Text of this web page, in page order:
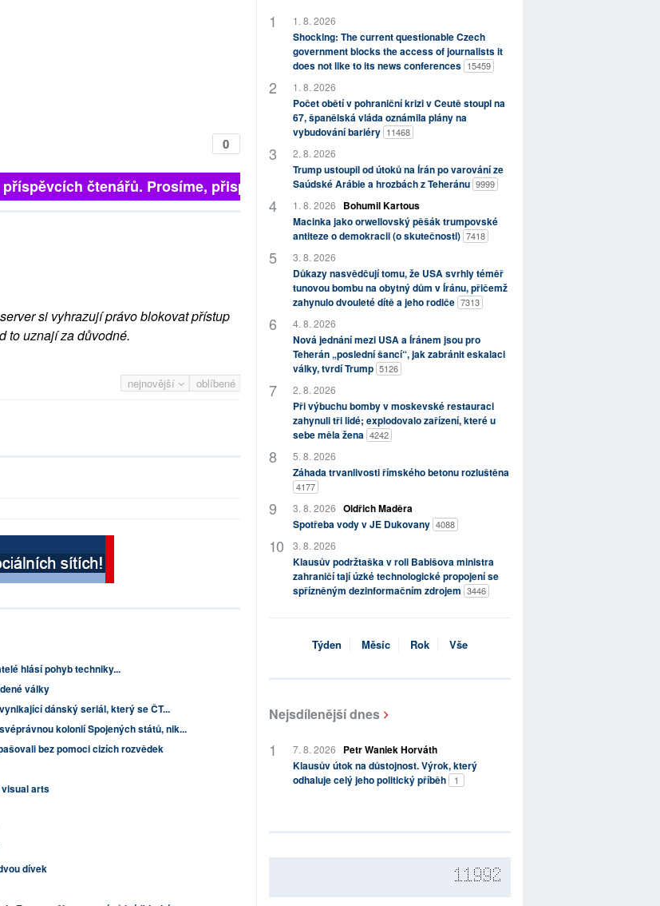
0
čtenářů. Prosíme, přispějte. ➥
si vyhrazují právo blokovat přístup
to uznají za důvodné.
nejnovější oblíbené
hlásí pohyb techniky...
války
dánský seriál, který se ČT...
kolonií Spojených států, nik...
bez pomoci cizích rozvědek
visual arts
dívek
1. 8. 2026
Shocking: The current questionable Czech
government blocks the access of journalists it
does not like to its news conferences 15459
1. 8. 2026
Počet obětí v pohraniční krizi v Ceutě stoupl na
67, španělská vláda oznámila plány na
vybudování bariéry 11468
2. 8. 2026
Trump ustoupil od útoků na Írán po varování ze
Saúdské Arábie a hrozbách z Teheránu 9999
1. 8. 2026
Bohumil Kartous
Macinka jako orwellovský pěšák trumpovské
antiteze o demokracii (o skutečnosti) 7418
3. 8. 2026
Důkazy nasvědčují tomu, že USA svrhly téměř
tunovou bombu na obytný dům v Íránu, přičemž
zahynulo dvouleté dítě a jeho rodiče 7313
4. 8. 2026
Nová jednání mezi USA a Íránem jsou pro
Teherán „poslední šancí“, jak zabránit eskalaci
války, tvrdí Trump 5126
2. 8. 2026
Při výbuchu bomby v moskevské restauraci
zahynuli tři lidé; explodovalo zařízení, které u
sebe měla žena 4242
5. 8. 2026
Záhada trvanlivosti římského betonu rozluštěna
4177
3. 8. 2026 Oldřich Maděra
Spotřeba vody v JE Dukovany 4088
3. 8. 2026
Klausův podržtaška v roli Babišova ministra
zahraničí tají úzké technologické propojení se
spřízněným dezinformačním zdrojem 3446
Týden Měsíc Rok Vše
Nejsdílenější dnes
7. 8. 2026
Petr Waniek Horváth
Klausův útok na důstojnost. Výrok, který
odhaluje celý jeho politický příběh
1
11992